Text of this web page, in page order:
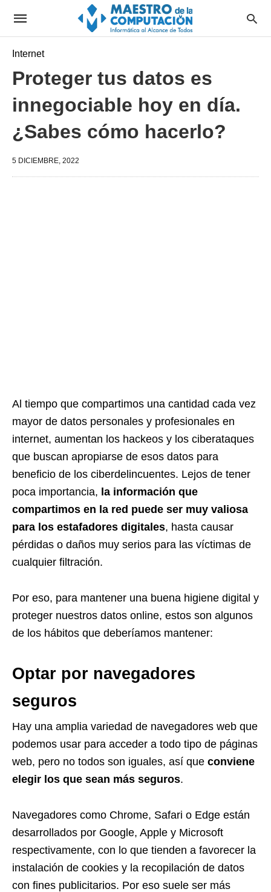
Internet
Proteger tus datos es
innegociable hoy en día.
¿Sabes cómo hacerlo?
5 DICIEMBRE, 2022
Al tiempo que compartimos una cantidad cada vez
mayor de datos personales y profesionales en
internet, aumentan los hackeos y los ciberataques
que buscan apropiarse de esos datos para
beneficio de los ciberdelincuentes. Lejos de tener
poca importancia, la información que
compartimos en la red puede ser muy valiosa
para los estafadores digitales, hasta causar
pérdidas o daños muy serios para las víctimas de
cualquier filtración.
Por eso, para mantener una buena higiene digital y
proteger nuestros datos online, estos son algunos
de los hábitos que deberíamos mantener:
Optar por navegadores
seguros
Hay una amplia variedad de navegadores web que
podemos usar para acceder a todo tipo de páginas
web, pero no todos son iguales, así que conviene
elegir los que sean más seguros.
Navegadores como Chrome, Safari o Edge están
desarrollados por Google, Apple y Microsoft
respectivamente, con lo que tienden a favorecer la
instalación de cookies y la recopilación de datos
con fines publicitarios. Por eso suele ser más